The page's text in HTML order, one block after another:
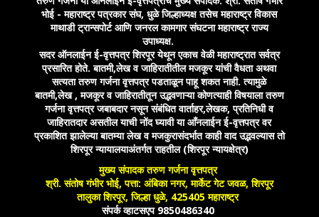
भोई - महाराष्ट्र पत्रकार संघ, धुळे जिल्हाध्यक्ष तसेच महाराष्ट्र विकास
माथाडी ट्रान्सपोर्ट आणि जनरल कामगार संघटना महाराष्ट्र राज्य
उपाध्यक्ष.
सदर ऑनलाईन ई-वृत्तपत्र शिरपूर येथून एकाच वेळी महाराष्ट्रात सर्वत्र
प्रसारित होते. बातमी,लेख व जाहिरातीतील मजकूर यांची वैधता अथवा
सत्यता तरुण गर्जना वृत्तपत्र पडताळून पाहू शकत नाही. त्यामुळे
बातमी,लेख , मजकूर व जाहिरातीतून उद्भवणाऱ्या कोणत्याही विषयाला तरुण
गर्जना वृत्तपत्र जबाबदार नसून संबंधित वार्ताहर,लेखक, प्रतिनिधी व
जाहिरातदार असतील याची नोंद घ्यावी या आँनलाईन ई-वृत्तपत्र वर
प्रकाशित झालेल्या बातम्या लेख व मजकुरासंदर्भात काही वाद उद्भवल्यास तो
शिरपूर न्यायालयाअंतर्गत राहतील (शिरपूर न्यायक्षेत्र)
मुख्य संपादक तरुण गर्जना वृत्तपत्र
श्री. संतोष गंभीर भोई, पत्ता: अंबिका नगर, मार्केट गेट जवळ, शिरपूर
तालुका शिरपूर, जिल्हा धुळे, 425405 महाराष्ट्र
संपर्क व्हाटसएप 9850486340